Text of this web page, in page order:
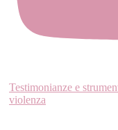
Testimonianze e
violenza